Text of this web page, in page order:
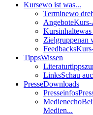
Kursewo ist was...
Terminewo
AngeboteKurs-
Kursinhalte
Zielgruppenan
Feedbacks
TippsWissen
Literaturtipps
LinksSchau
PresseDownloads
Presseinfos
Medienecho
Medien...